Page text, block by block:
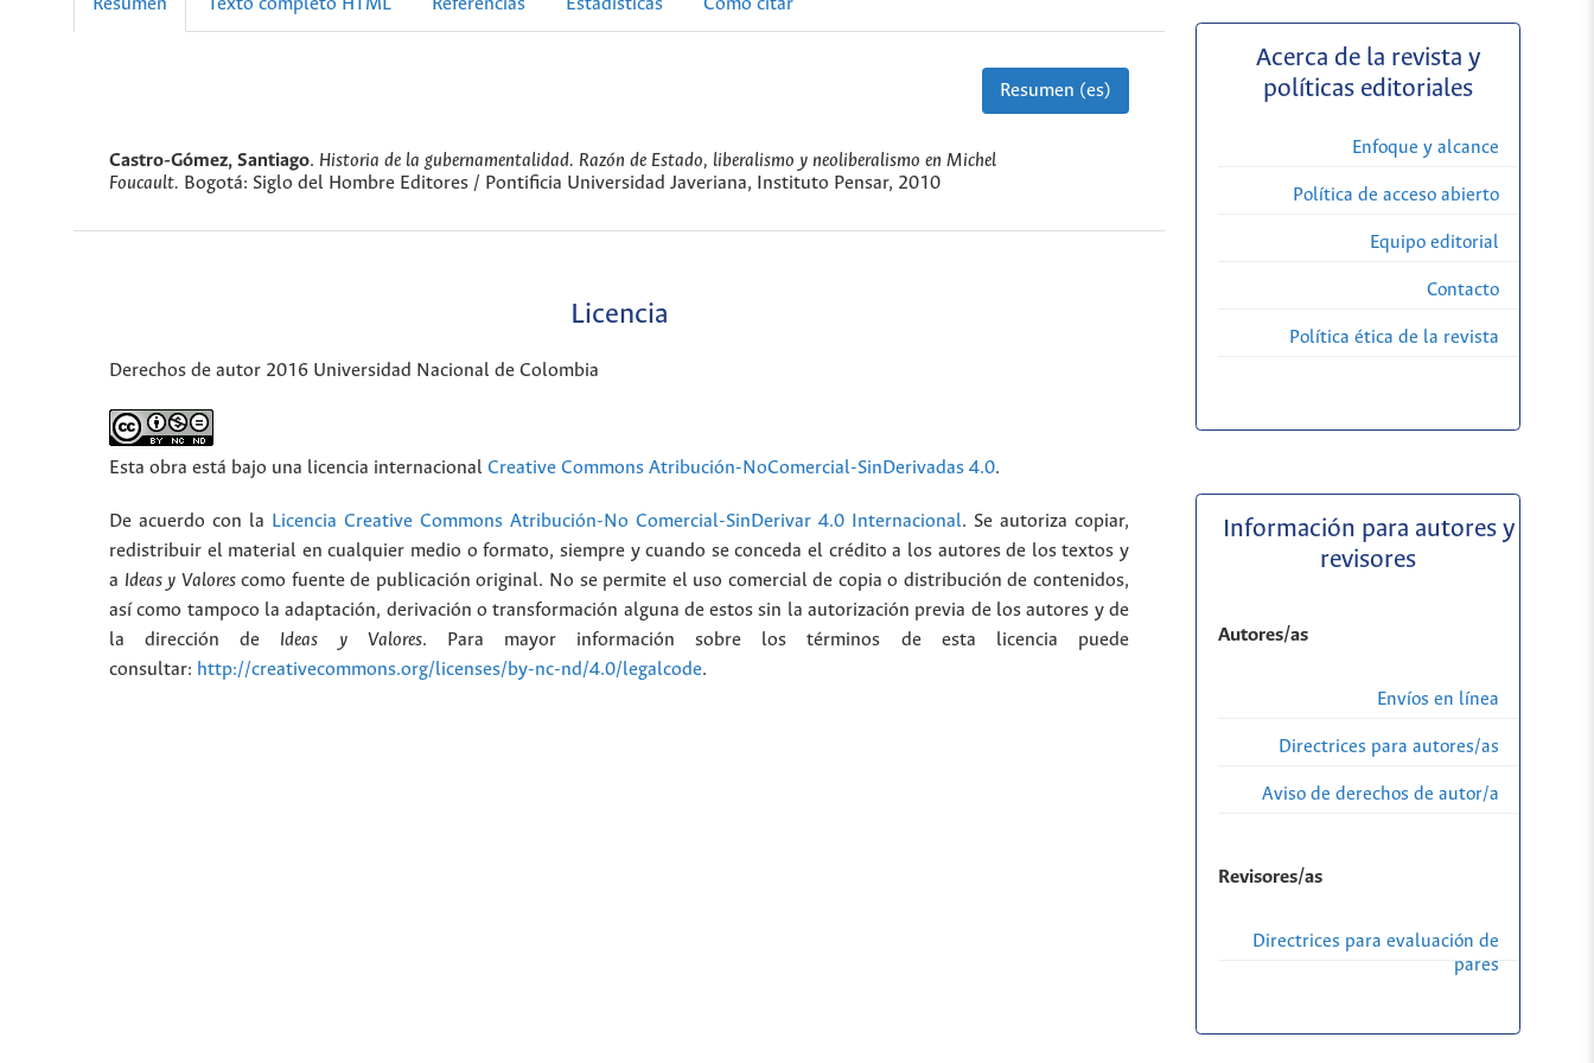
Resumen Texto completo HTML Referencias Estadísticas Cómo citar
Resumen (es)
Castro-Gómez, Santiago. Historia de la gubernamentalidad. Razón de Estado, liberalismo y neoliberalismo en Michel
Foucault. Bogotá: Siglo del Hombre Editores / Pontificia Universidad Javeriana, Instituto Pensar, 2010
Licencia
Derechos de autor 2016 Universidad Nacional de Colombia
Esta obra está bajo una licencia internacional Creative Commons Atribución-NoComercial-SinDerivadas 4.0.
De acuerdo con la Licencia Creative Commons Atribución-No Comercial-SinDerivar 4.0 Internacional. Se autoriza copiar,
redistribuir el material en cualquier medio o formato, siempre y cuando se conceda el crédito a los autores de los textos y
a Ideas y Valorescomo fuente de publicación original. No se permite el uso comercial de copia o distribución de contenidos,
así como tampoco la adaptación, derivación o transformación alguna de estos sin la autorización previa de los autores y de
la dirección de Ideas y Valores. Para mayor información sobre los términos de esta licencia puede
consultar: http://creativecommons.org/licenses/by-nc-nd/4.0/legalcode.
Acerca de la revista y
políticas editoriales
Enfoque y alcance
Política de acceso abierto
Equipo editorial
Contacto
Política ética de la revista
Información para autores y
revisores
Autores/as
Envíos en línea
Directrices para autores/as
Aviso de derechos de autor/a
Revisores/as
Directrices para evaluación de
pares